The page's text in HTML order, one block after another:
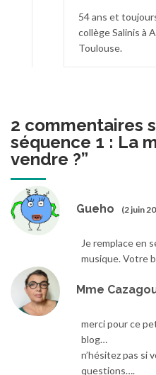
54 ans et
collège Salinis à
Toulouse.
2 commentaires
séquence 1 : La
vendre ?”
Gueho (2 juin
Je remplace en
musique. Votre
Mme
merci pour ce
blog…
n’hésitez pas si
questions….